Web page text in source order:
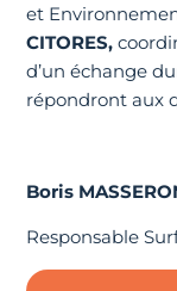
et
CITORES,
d’un échange
répondront aux
Boris
Responsable